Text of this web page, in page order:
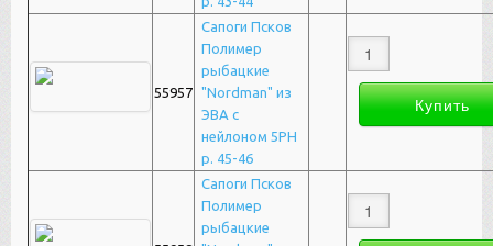
55957
Сапоги Псков
Полимер
рыбацкие
"Nordman" из
ЭВА с
нейлоном 5РН
р. 45-46
Сапоги Псков
Полимер
рыбацкие